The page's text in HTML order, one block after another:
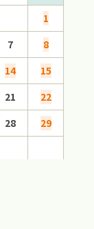
1
7
8
14
15
21
22
28
29